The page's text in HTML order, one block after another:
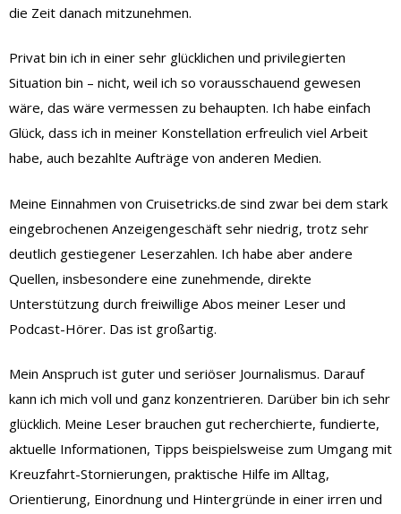
die Zeit danach mitzunehmen.
Privat bin ich in einer sehr glücklichen und privilegierten
Situation bin – nicht, weil ich so vorausschauend gewesen
wäre, das wäre vermessen zu behaupten. Ich habe einfach
Glück, dass ich in meiner Konstellation erfreulich viel Arbeit
habe, auch bezahlte Aufträge von anderen Medien.
Meine Einnahmen von Cruisetricks.de sind zwar bei dem stark
eingebrochenen Anzeigengeschäft sehr niedrig, trotz sehr
deutlich gestiegener Leserzahlen. Ich habe aber andere
Quellen, insbesondere eine zunehmende, direkte
Unterstützung durch freiwillige Abos meiner Leser und
Podcast-Hörer. Das ist großartig.
Mein Anspruch ist guter und seriöser Journalismus. Darauf
kann ich mich voll und ganz konzentrieren. Darüber bin ich sehr
glücklich. Meine Leser brauchen gut recherchierte, fundierte,
aktuelle Informationen, Tipps beispielsweise zum Umgang mit
Kreuzfahrt-Stornierungen, praktische Hilfe im Alltag,
Orientierung, Einordnung und Hintergründe in einer irren und